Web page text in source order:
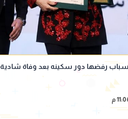
رفضها دور سكينه بعد وفاة شادية